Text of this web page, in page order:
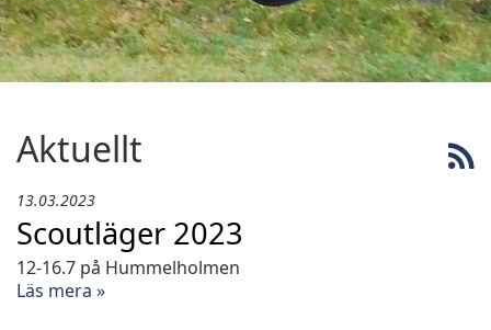
Aktuellt
Scoutläger 2023
12-16.7 på Hummelholmen
Läs mera »
13.03.2023